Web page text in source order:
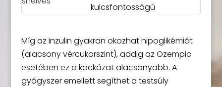
kulcsfontosságú
Míg az inzulin gyakran okozhat hipoglikémiát
(alacsony vércukorszint), addig az Ozempic
esetében ez a kockázat alacsonyabb. A
gyógyszer emellett segíthet a testsúly